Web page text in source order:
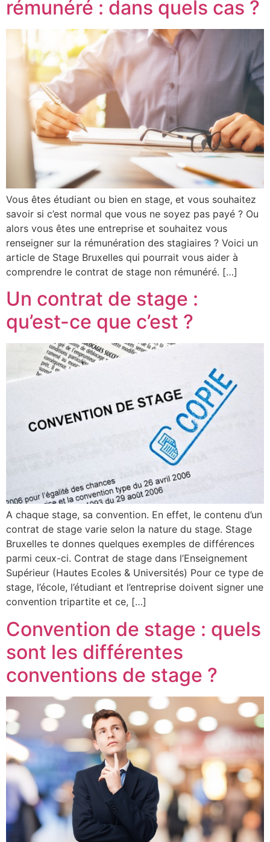
rémunéré : dans quels cas ?
Vous êtes étudiant ou bien en stage, et vous souhaitez
savoir si c’est normal que vous ne soyez pas payé ? Ou
alors vous êtes une entreprise et souhaitez vous
renseigner sur la rémunération des stagiaires ? Voici un
article de Stage Bruxelles qui pourrait vous aider à
comprendre le contrat de stage non rémunéré. […]
Un contrat de stage :
qu’est-ce que c’est ?
A chaque stage, sa convention. En effet, le contenu d’un
contrat de stage varie selon la nature du stage. Stage
Bruxelles te donnes quelques exemples de différences
parmi ceux-ci. Contrat de stage dans l’Enseignement
Supérieur (Hautes Ecoles & Universités) Pour ce type de
stage, l’école, l’étudiant et l’entreprise doivent signer une
convention tripartite et ce, […]
Convention de stage : quels
sont les différentes
conventions de stage ?